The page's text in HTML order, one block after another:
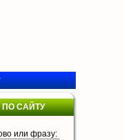
САЙТУ
или фразу: